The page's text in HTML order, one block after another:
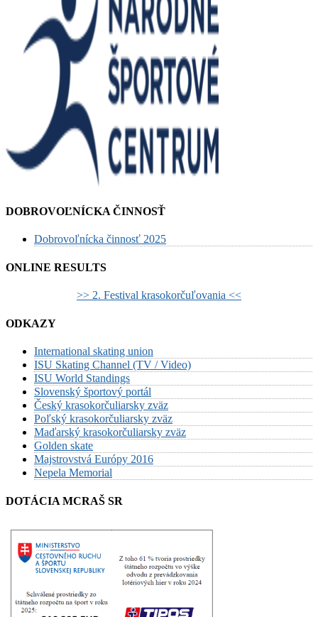
DOBROVOĽNÍCKA ČINNOSŤ
Dobrovoľnícka činnosť 2025
ONLINE RESULTS
>> 2. Festival krasokorčuľovania <<
ODKAZY
International skating union
ISU Skating Channel (TV / Video)
ISU World Standings
Slovenský športový portál
Český krasokorčuliarsky zväz
Poľský krasokorčuliarsky zväz
Maďarský krasokorčuliarsky zväz
Golden skate
Majstrovstvá Európy 2016
Nepela Memorial
DOTÁCIA MCRAŠ SR